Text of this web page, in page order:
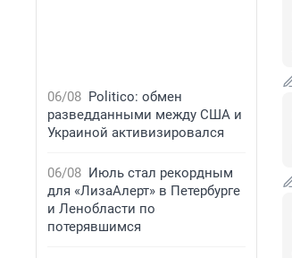
06/08 Politico: обмен
разведданными между США и
Украиной активизировался
06/08 Июль стал рекордным
для «ЛизаАлерт» в Петербурге
и Ленобласти по
потерявшимся